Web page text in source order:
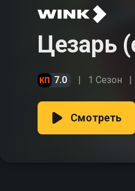
Цезарь
7.0 1 Сезон
Смотреть